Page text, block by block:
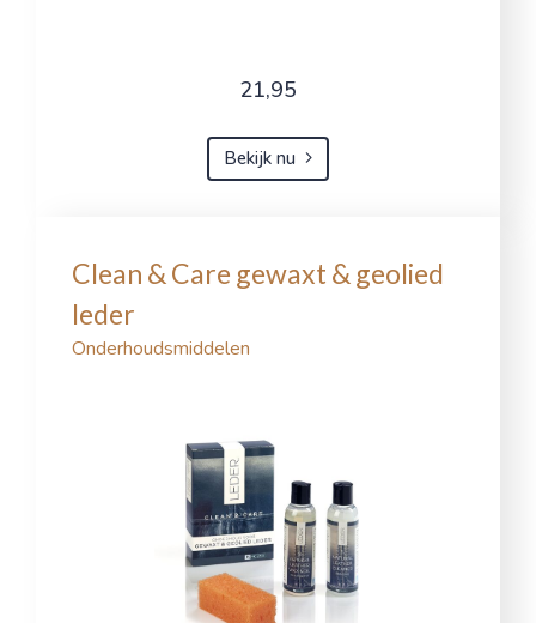
21,95
Bekijk nu
Clean & Care gewaxt & geolied
leder
Onderhoudsmiddelen